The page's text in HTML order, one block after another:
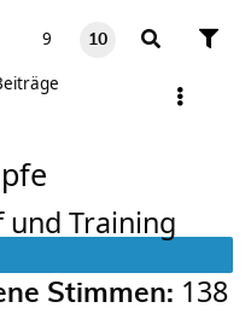
9 10
Training
Stimmen: 138